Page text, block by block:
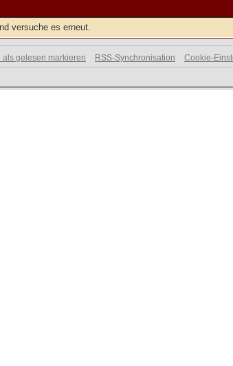
versuche es erneut.
als gelesen markieren RSS-Synchronisation Cookie-